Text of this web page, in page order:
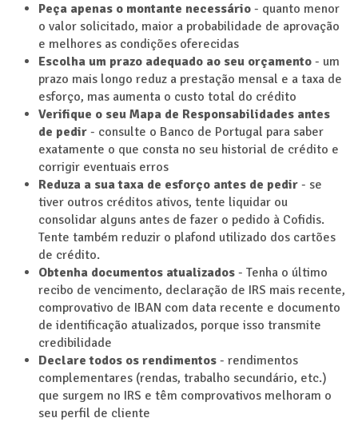
Peça apenas o montante necessário - quanto menor
o valor solicitado, maior a probabilidade de aprovação
e melhores as condições oferecidas
Escolha um prazo adequado ao seu orçamento - um
prazo mais longo reduz a prestação mensal e a taxa de
esforço, mas aumenta o custo total do crédito
Verifique o seu Mapa de Responsabilidades antes
de pedir - consulte o Banco de Portugal para saber
exatamente o que consta no seu historial de crédito e
corrigir eventuais erros
Reduza a sua taxa de esforço antes de pedir - se
tiver outros créditos ativos, tente liquidar ou
consolidar alguns antes de fazer o pedido à Cofidis.
Tente também reduzir o plafond utilizado dos cartões
de crédito.
Obtenha documentos atualizados - Tenha o último
recibo de vencimento, declaração de IRS mais recente,
comprovativo de IBAN com data recente e documento
de identificação atualizados, porque isso transmite
credibilidade
Declare todos os rendimentos - rendimentos
complementares (rendas, trabalho secundário, etc.)
que surgem no IRS e têm comprovativos melhoram o
seu perfil de cliente